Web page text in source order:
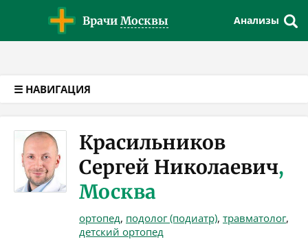
Врачи Москвы Анализы
☰ НАВИГАЦИЯ
Красильников
Сергей Николаевич,
Москва
ортопед, подолог (подиатр), травматолог,
детский ортопед